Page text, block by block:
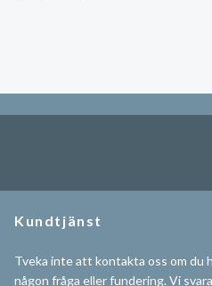
Kundtjänst
Tveka inte att kontakta oss om du
någon fråga eller fundering. Vi